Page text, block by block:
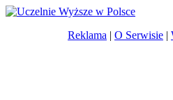
Reklama | O Serwisie |